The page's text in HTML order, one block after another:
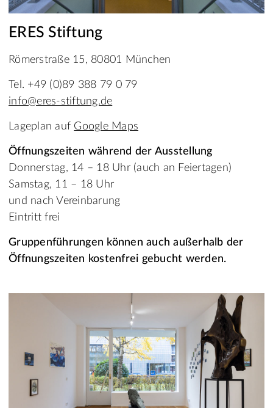
ERES Stiftung
Römerstraße 15, 80801 München
Tel. +49 (0)89 388 79 0 79
info@eres-stiftung.de
Lageplan auf Google Maps
Öffnungszeiten während der Ausstellung
Donnerstag, 14 – 18 Uhr (auch an Feiertagen)
Samstag, 11 – 18 Uhr
und nach Vereinbarung
Eintritt frei
Gruppenführungen können auch außerhalb der
Öffnungszeiten kostenfrei gebucht werden.